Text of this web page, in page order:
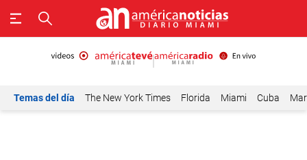
Temas del día The New York Times Florida Miami Cuba